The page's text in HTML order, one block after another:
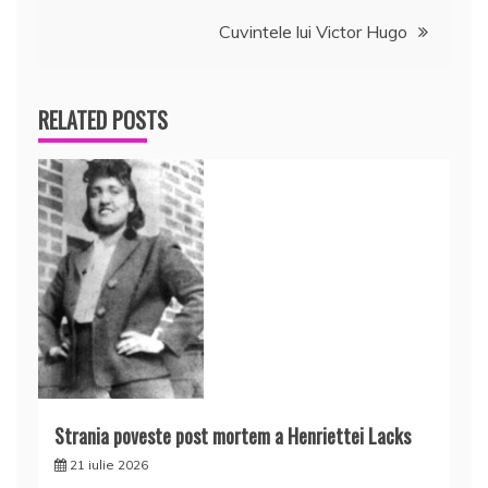
Cuvintele lui Victor Hugo
RELATED POSTS
Strania poveste post mortem a Henriettei Lacks
21 iulie 2026